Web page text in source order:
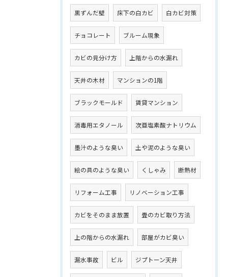
黒ずんだ壁 床下の白カビ 白カビ対策
チョコレート ブルーム現象
カビの見分け方 上階からの水漏れ
天井の木材 マンションの1階
ブラックモールド 賃貸マンション
消毒用エタノール 次亜塩素酸ナトリウム
墨汁のような臭い 土や泥のような臭い
絵の具のような臭い くしゃみ 断熱材
リフォーム工事 リノベーション工事
カビをそのまま放置 畳のカビ取り方法
上の階からの水漏れ 部屋がカビ臭い
漏水事故 ビル ジプトーン天井